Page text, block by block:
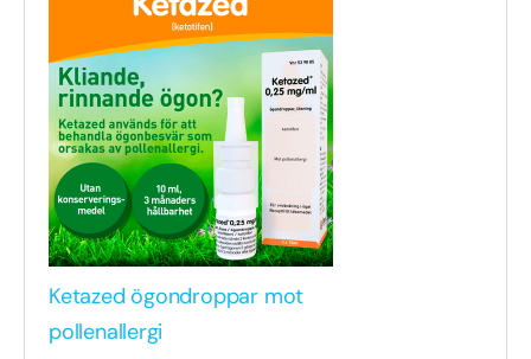
Ketazed ögondroppar mot
pollenallergi